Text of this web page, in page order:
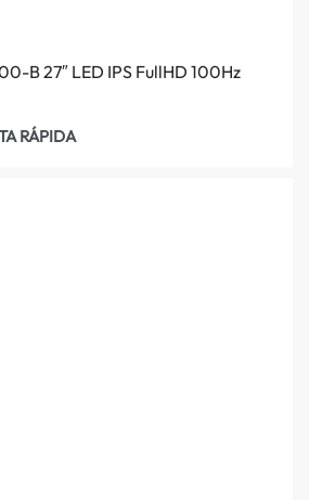
B 27″ LED IPS FullHD 100Hz
RÁPIDA